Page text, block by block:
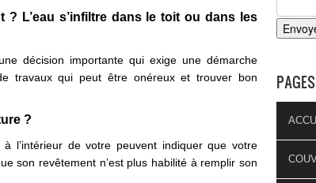
L’eau s’infiltre dans le toit ou dans les
décision importante qui exige une démarche
travaux qui peut être onéreux et trouver bon
?
l’intérieur de votre peuvent indiquer que votre
son revêtement n’est plus habilité à remplir son